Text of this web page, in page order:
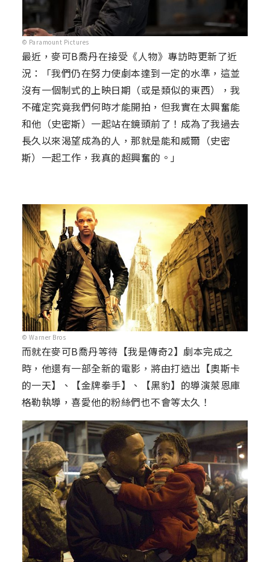
© Paramount Pictures
最近，麥可B喬丹在接受《人物》專訪時更新了近
況：「我們仍在努力使劇本達到一定的水準，這並
沒有一個制式的上映日期（或是類似的東西），我
不確定究竟我們何時才能開拍，但我實在太興奮能
和他（史密斯）一起站在鏡頭前了！成為了我過去
長久以來渴望成為的人，那就是能和威爾（史密
斯）一起工作，我真的超興奮的。」
© Warner Bros
而就在麥可B喬丹等待【我是傳奇2】劇本完成之
時，他還有一部全新的電影，將由打造出【奧斯卡
的一天】、【金牌拳手】、【黑豹】的導演萊恩庫
格勒執導，喜愛他的粉絲們也不會等太久！